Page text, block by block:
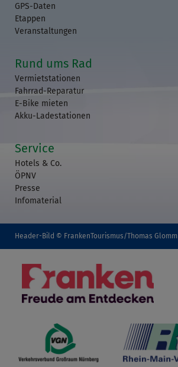
GPS-Daten
Etappen
Veranstaltungen
Rund ums Rad
Vermietstationen
Fahrrad-Reparatur
E-Bike mieten
Akku-Ladestationen
Service
Hotels & Co.
ÖPNV
Presse
Infomaterial
Header-Bild © FrankenTourismus/Thomas Glomm